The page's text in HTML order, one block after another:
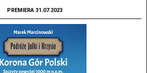
PREMIERA 31.07.2023